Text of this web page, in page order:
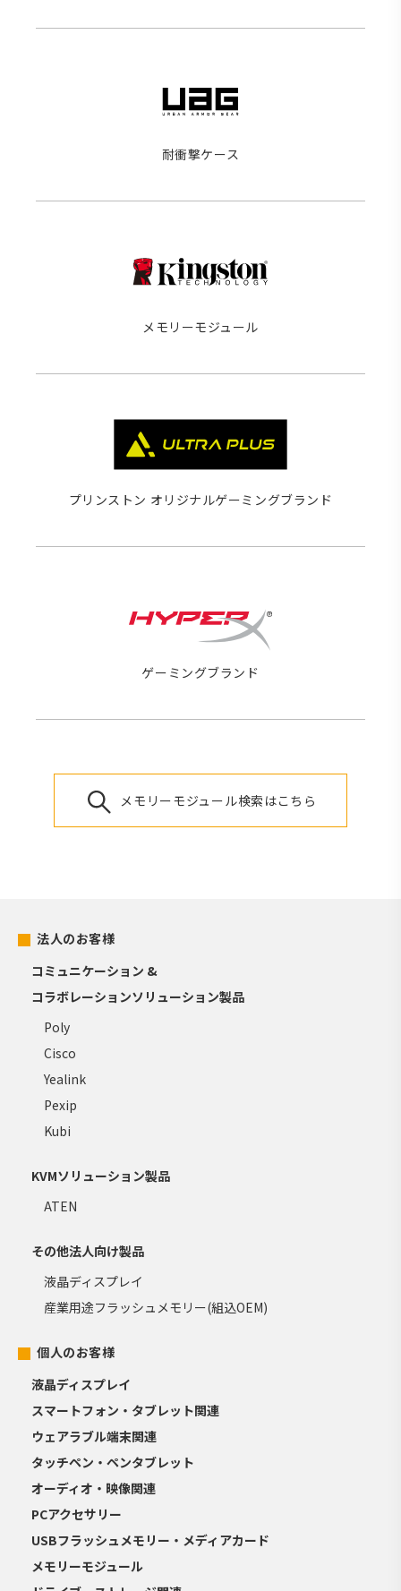
耐衝撃ケース
メモリーモジュール
プリンストン オリジナルゲーミングブランド
ゲーミングブランド
メモリーモジュール検索はこちら
法人のお客様
コミュニケーション &
コラボレーションソリューション製品
Poly
Cisco
Yealink
Pexip
Kubi
KVMソリューション製品
ATEN
その他法人向け製品
液晶ディスプレイ
産業用途フラッシュメモリー(組込OEM)
個人のお客様
液晶ディスプレイ
スマートフォン・タブレット関連
ウェアラブル端末関連
タッチペン・ペンタブレット
オーディオ・映像関連
PCアクセサリー
USBフラッシュメモリー・メディアカード
メモリーモジュール